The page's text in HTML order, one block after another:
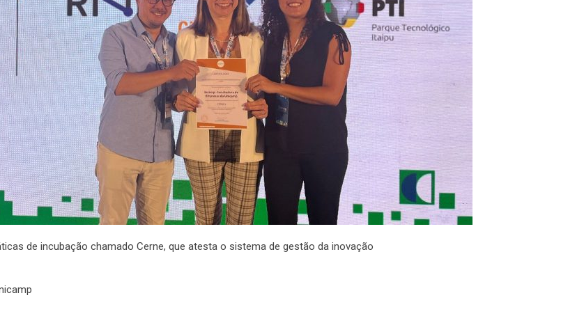
de incubação chamado Cerne, que atesta o sistema de gestão da inovação